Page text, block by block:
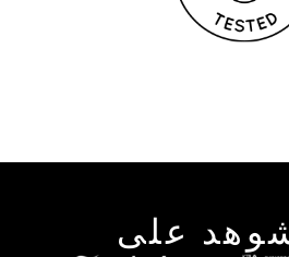
على